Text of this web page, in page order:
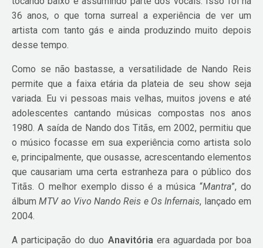
36 anos, o que torna surreal a experiência de ver um
artista com tanto gás e ainda produzindo muito depois
desse tempo.
Como se não bastasse, a versatilidade de Nando Reis
permite que a faixa etária da plateia de seu show seja
variada. Eu vi pessoas mais velhas, muitos jovens e até
adolescentes cantando músicas compostas nos anos
1980. A saída de Nando dos Titãs, em 2002, permitiu que
o músico focasse em sua experiência como artista solo
e, principalmente, que ousasse, acrescentando elementos
que causariam uma certa estranheza para o público dos
Titãs. O melhor exemplo disso é a música “Mantra”, do
álbumMTV ao Vivo Nando Reis e Os Infernais, lançado em
2004.
A participação do duo Anavitóriaera aguardada por boa